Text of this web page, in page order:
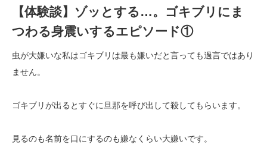
【体験談】ゾッとする…。ゴキブリにま
つわる身震いするエピソード①
虫が大嫌いな私はゴキブリは最も嫌いだと言っても過言ではあり
ません。
ゴキブリが出るとすぐに旦那を呼び出して殺してもらいます。
見るのも名前を口にするのも嫌なくらい大嫌いです。